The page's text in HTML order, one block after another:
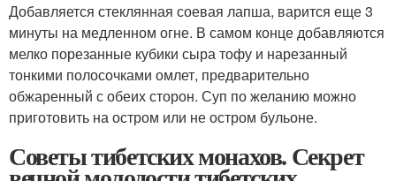
Добавляется стеклянная соевая лапша, варится еще 3
минуты на медленном огне. В самом конце добавляются
мелко порезанные кубики сыра тофу и нарезанный
тонкими полосочками омлет, предварительно
обжаренный с обеих сторон. Суп по желанию можно
приготовить на остром или не остром бульоне.
Советы тибетских монахов. Секрет